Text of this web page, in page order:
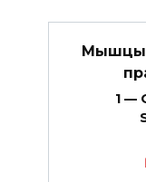
Мышцы
1 —